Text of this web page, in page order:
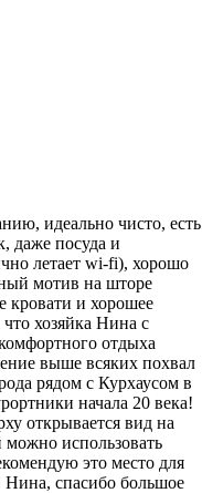
идеально чисто, есть
даже посуда и
летает wi-fi), хорошо
мотив на шторе
кровати и хорошее
хозяйка Нина с
отдыха
выше всяких похвал
рядом с Курхаусом в
начала 20 века!
открывается вид на
использовать
это место для
Нина, спасибо большое